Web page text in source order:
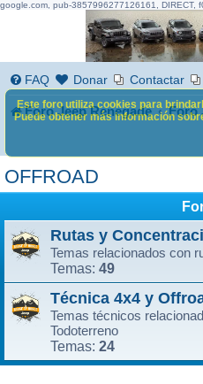
google.com, pub-3857996277126161, DIRECT,
FAQ Donar Contactar
Foro Jeep Renegade Foro
OFFROAD
Rutas y
Temas relacionados con
Temas: 49
Técnica 4x4 y
Temas técnicos
Todoterreno
Temas: 24
Este foro utiliza cookies para
Puede obtener más información